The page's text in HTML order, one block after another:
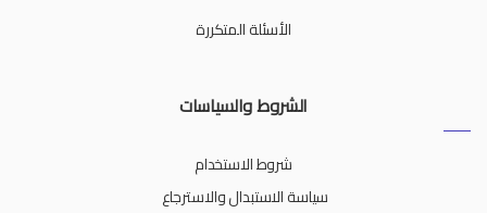
الأسئلة المتكررة
الشروط والسياسات
شروط الاستخدام
سياسة الاستبدال والاسترجاع